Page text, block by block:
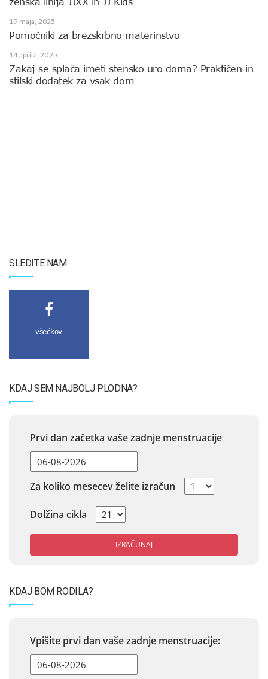
19 maja, 2025
Pomočniki za brezskrbno materinstvo
14 aprila, 2025
Zakaj se splača imeti stensko uro doma? Praktičen in
stilski dodatek za vsak dom
SLEDITE NAM
všečkov
KDAJ SEM NAJBOLJ PLODNA?
Prvi dan začetka vaše zadnje menstruacije
Za koliko mesecev želite izračun
Dolžina cikla
IZRAČUNAJ
KDAJ BOM RODILA?
Vpišite prvi dan vaše zadnje menstruacije: